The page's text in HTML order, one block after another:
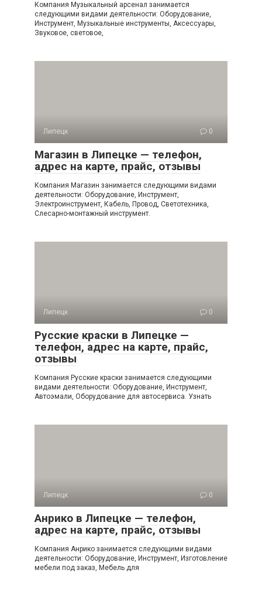
Компания Музыкальный арсенал занимается
следующими видами деятельности: Оборудование,
Инструмент, Музыкальные инструменты, Аксессуары,
Звуковое, световое,
Липецк 0
Магазин в Липецке — телефон,
адрес на карте, прайс, отзывы
Компания Магазин занимается следующими видами
деятельности: Оборудование, Инструмент,
Электроинструмент, Кабель, Провод, Светотехника,
Слесарно-монтажный инструмент.
Липецк 0
Русские краски в Липецке —
телефон, адрес на карте, прайс,
отзывы
Компания Русские краски занимается следующими
видами деятельности: Оборудование, Инструмент,
Автоэмали, Оборудование для автосервиса. Узнать
Липецк 0
Анрико в Липецке — телефон,
адрес на карте, прайс, отзывы
Компания Анрико занимается следующими видами
деятельности: Оборудование, Инструмент, Изготовление
мебели под заказ, Мебель для